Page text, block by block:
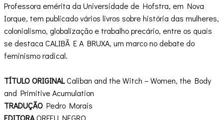
Professora emérita da Universidade de Hofstra, em Nova
Iorque, tem publicado vários livros sobre história das mulheres,
colonialismo, globalização e trabalho precário, entre os quais
se destaca CALIBÃ E A BRUXA, um marco no debate do
feminismo radical.
TÍTULO ORIGINALCaliban and the Witch – Women, the Body
and Primitive Acumulation
TRADUÇÃO Pedro Morais